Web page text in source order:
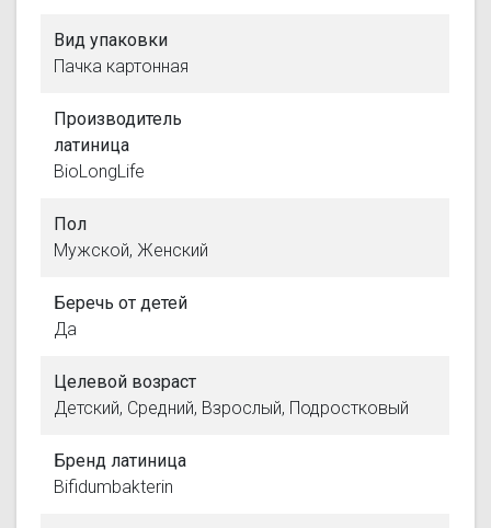
Вид упаковки
Пачка картонная
Производитель
латиница
BioLongLife
Пол
Мужской, Женский
Беречь от детей
Да
Целевой возраст
Детский, Средний, Взрослый, Подростковый
Бренд латиница
Bifidumbakterin